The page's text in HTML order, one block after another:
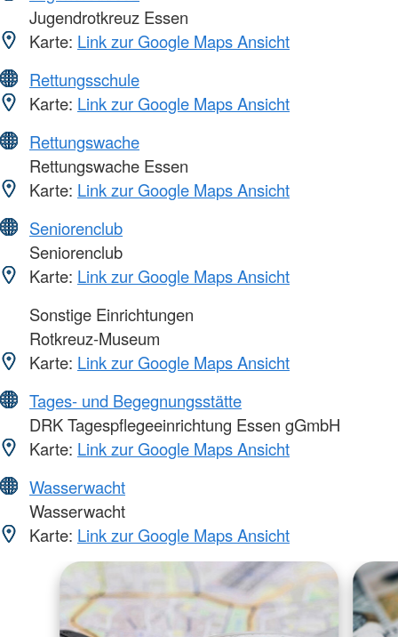
Jugendrotkreuz Essen
Karte: Link zur Google Maps Ansicht
Rettungsschule
Karte: Link zur Google Maps Ansicht
Rettungswache
Rettungswache Essen
Karte: Link zur Google Maps Ansicht
Seniorenclub
Seniorenclub
Karte: Link zur Google Maps Ansicht
Sonstige Einrichtungen
Rotkreuz-Museum
Karte: Link zur Google Maps Ansicht
Tages- und Begegnungsstätte
DRK Tagespflegeeinrichtung Essen gGmbH
Karte: Link zur Google Maps Ansicht
Wasserwacht
Wasserwacht
Karte: Link zur Google Maps Ansicht